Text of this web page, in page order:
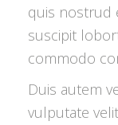
quis nostrud
suscipit
commodo
Duis autem
vulputate